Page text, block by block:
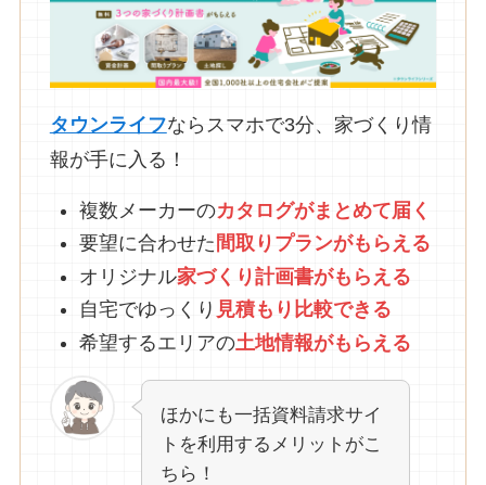
タウンライフならスマホで3分、家づくり情
報が手に入る！
複数メーカーのカタログがまとめて届 く
要望に合わせた 間取りプランがもらえる
オリジナル家づくり計画書がもらえる
自宅でゆっくり 見積もり比較できる
希望するエリアの土地情報がもらえる
ほかにも一括資料請求サイ
トを利用するメリットがこ
ちら！